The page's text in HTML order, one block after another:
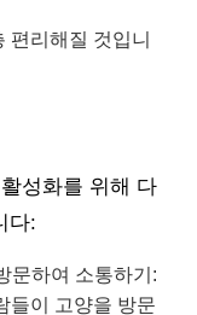
편리해질 것입니
성화를 위해 다
다:
문하여 소통하기:
들이 고양을 방문